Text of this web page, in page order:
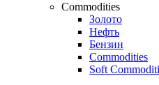
Виджет:
Карта
Commodities
Золото